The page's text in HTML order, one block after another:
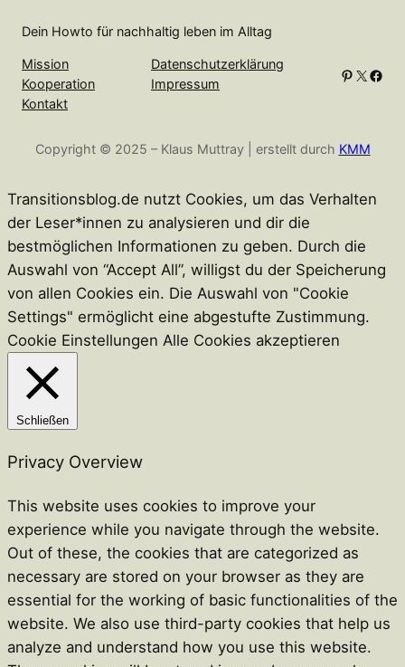
e
Dein Howto für nachhaltig leben im Alltag
Mission
Kooperation
Kontakt
Datenschutzerklärung
Impressum
Pinterest X Facebook
Copyright © 2025 – Klaus Muttray | erstellt durch KMM
Transitionsblog.de nutzt Cookies, um das Verhalten
der Leser*innen zu analysieren und dir die
bestmöglichen Informationen zu geben. Durch die
Auswahl von “Accept All”, willigst du der Speicherung
von allen Cookies ein. Die Auswahl von "Cookie
Settings" ermöglicht eine abgestufte Zustimmung.
Cookie Einstellungen Alle Cookies akzeptieren
Schließen
Privacy Overview
This website uses cookies to improve your
experience while you navigate through the website.
Out of these, the cookies that are categorized as
necessary are stored on your browser as they are
essential for the working of basic functionalities of the
website. We also use third-party cookies that help us
analyze and understand how you use this website.